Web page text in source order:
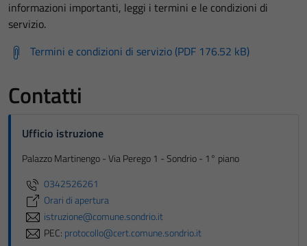
informazioni importanti, leggi i termini e le condizioni di
servizio.
Termini e condizioni di servizio (PDF 176.52 kB)
Contatti
Ufficio istruzione
Palazzo Martinengo - Via Perego 1 - Sondrio - 1° piano
0342526261
Orari di apertura
istruzione@comune.sondrio.it
PEC: protocollo@cert.comune.sondrio.it